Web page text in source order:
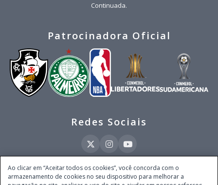
Continuada.
Patrocinadora Oficial
Redes Sociais
Este site é operado pela Ventmear Brasil LTDA (CNPJ 52.868.380/0001-84), com
Ao clicar em “Aceitar todos os cookies”, você concorda com o
armazenamento de cookies no seu dispositivo para melhorar a